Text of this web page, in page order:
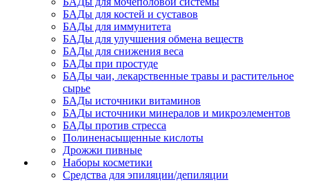
БАДы для костей и суставов
БАДы для иммунитета
БАДы для улучшения обмена веществ
БАДы для снижения веса
БАДы при простуде
БАДы чаи, лекарственные травы и растительное
сырье
БАДы источники витаминов
БАДы источники минералов и микроэлементов
БАДы против стресса
Полиненасыщенные кислоты
Дрожжи пивные
Наборы косметики
Средства для эпиляции/депиляции